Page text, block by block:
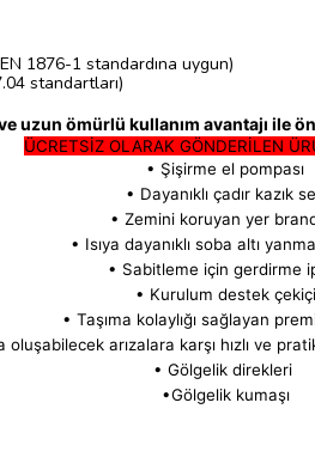
1876-1 standardına uygun)
standartları)
ömürlü kullanım avantajı ile
ÜCRETSİZ OLARAK GÖNDERİLEN
• Şişirme el pompası
• Dayanıklı çadır kazık
• Zemini koruyan yer
• Isıya dayanıklı soba altı
• Sabitleme için gerdirme
• Kurulum destek çekiçi
• Taşıma kolaylığı sağlayan
oluşabilecek arızalara karşı hızlı ve
• Gölgelik direkleri
•Gölgelik kumaşı